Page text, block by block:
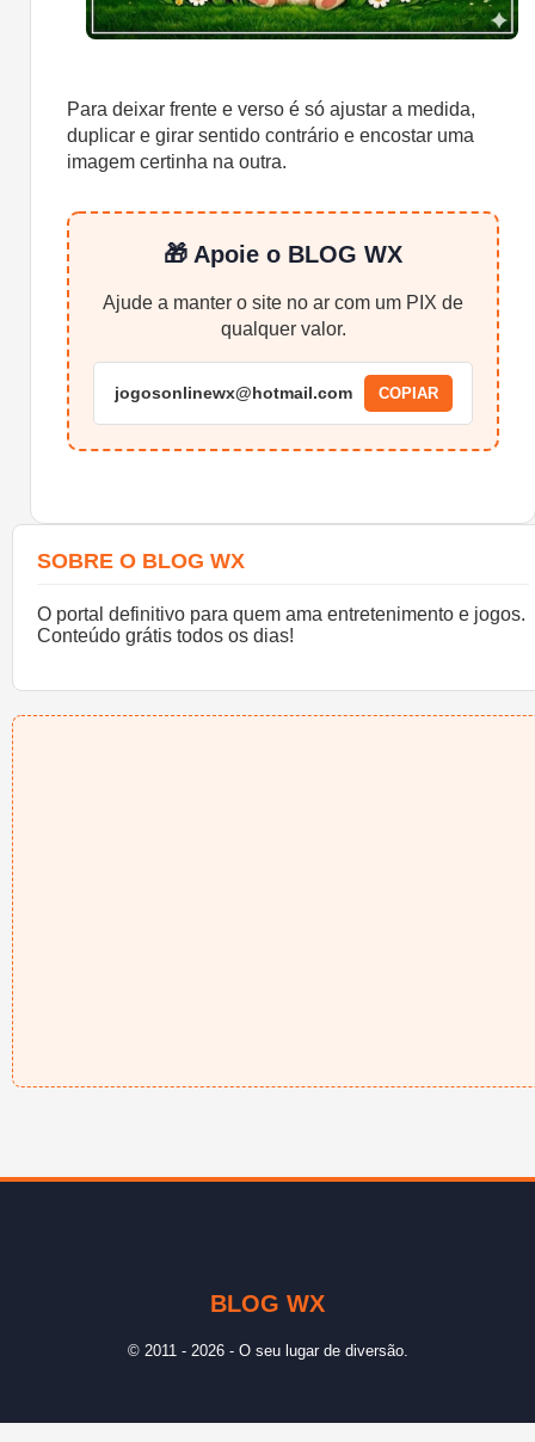
Para deixar frente e verso é só ajustar a medida,
duplicar e girar sentido contrário e encostar uma
imagem certinha na outra.
🎁 Apoie o BLOG WX
Ajude a manter o site no ar com um PIX de
qualquer valor.
jogosonlinewx@hotmail.com COPIAR
SOBRE O BLOG WX
O portal definitivo para quem ama entretenimento e jogos.
Conteúdo grátis todos os dias!
BLOG WX
© 2011 - 2026 - O seu lugar de diversão.